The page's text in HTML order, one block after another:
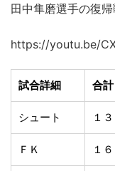
田中隼磨選手の復
https://youtu.be/
試合詳細 合計
シュート １３
ＦＫ １６